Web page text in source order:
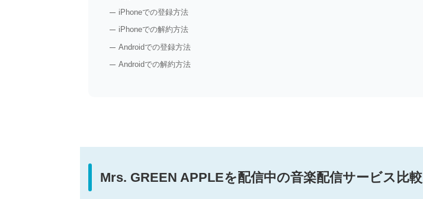
iPhoneでの登録方法
iPhoneでの解約方法
Androidでの登録方法
Androidでの解約方法
Mrs. GREEN APPLEを配信中の音楽配信サービス比較